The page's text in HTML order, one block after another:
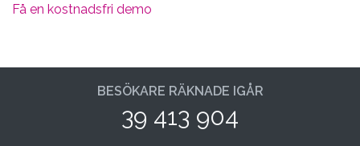
Få en kostnadsfri demo
BESÖKARE RÄKNADE IGÅR
39 413 904